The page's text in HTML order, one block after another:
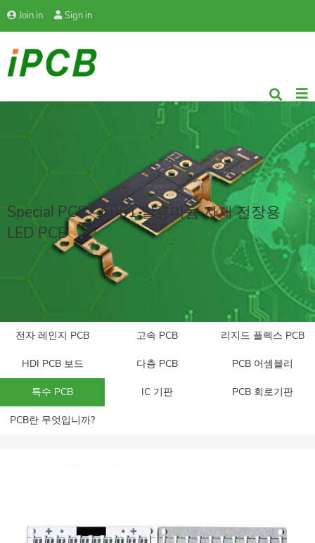
Join in Sign in
Special PCB - 6061 알류미늄 자재 전장용
LED PCB
전자 레인지 PCB 고속 PCB 리지드 플렉스 PCB
HDI PCB 보드 다층 PCB PCB 어셈블리
특수 PCB IC 기판 PCB 회로기판
PCB란 무엇입니까?